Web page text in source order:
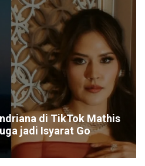
di TikTok Mathis
jadi Isyarat Go